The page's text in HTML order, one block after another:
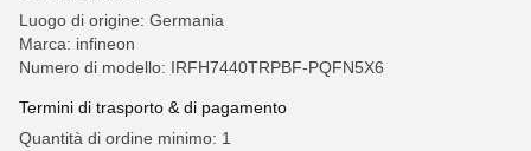
Luogo di origine: Germania
Marca: infineon
Numero di modello: IRFH7440TRPBF-PQFN5X6
Termini di trasporto & di pagamento
Quantità di ordine minimo: 1